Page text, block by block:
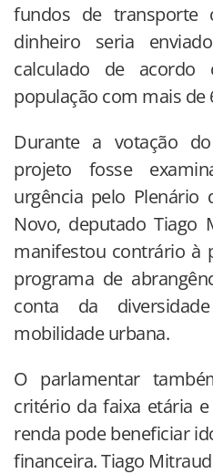
fundos de transporte
dinheiro seria
calculado de
população com mais de
Durante a votação
projeto fosse
urgência pelo
Novo, deputado Tiago
manifestou contrário à
programa de
conta da
mobilidade urbana.
O parlamentar
critério da faixa etária
renda pode beneficiar
financeira. Tiago